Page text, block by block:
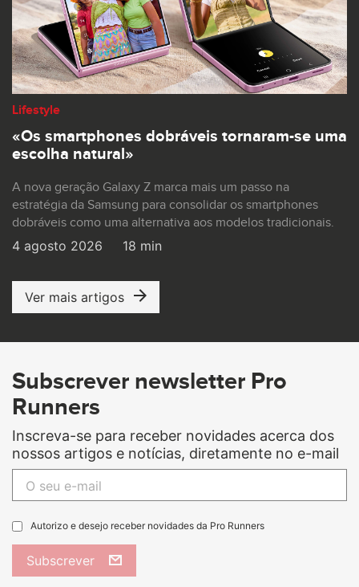
Lifestyle
«Os smartphones dobráveis tornaram-se uma
escolha natural»
A nova geração Galaxy Z marca mais um passo na
estratégia da Samsung para consolidar os smartphones
dobráveis como uma alternativa aos modelos tradicionais.
4 agosto 2026 18 min
Ver mais artigos
Subscrever newsletter Pro
Runners
Inscreva-se para receber novidades acerca dos
nossos artigos e notícias, diretamente no e-mail
Autorizo e desejo receber novidades da Pro Runners
Subscrever